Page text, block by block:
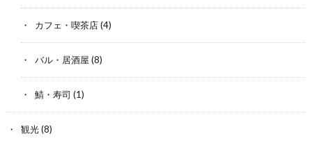
カフェ・喫茶店(4)
バル・居酒屋 (8)
鯖・寿司 (1)
観光(8)